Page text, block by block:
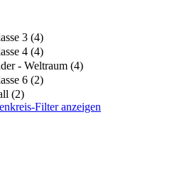
3 (4)
4 (4)
- Weltraum (4)
6 (2)
(2)
Filter anzeigen